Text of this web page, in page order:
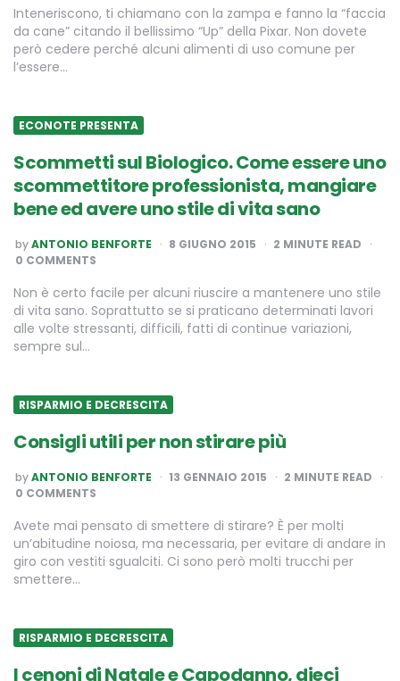
Inteneriscono, ti chiamano con la zampa e fanno la “faccia
da cane” citando il bellissimo “Up” della Pixar. Non dovete
però cedere perché alcuni alimenti di uso comune per
l’essere…
ECONOTE PRESENTA
Scommetti sul Biologico. Come essere uno
scommettitore professionista, mangiare
bene ed avere uno stile di vita sano
POSTED
BY
byANTONIO BENFORTE 8 GIUGNO 2015 2 MINUTE READ
0 COMMENTS
Non è certo facile per alcuni riuscire a mantenere uno stile
di vita sano. Soprattutto se si praticano determinati lavori
alle volte stressanti, difficili, fatti di continue variazioni,
sempre sul…
RISPARMIO E DECRESCITA
Consigli utili per non stirare più
POSTED
BY
byANTONIO BENFORTE 13 GENNAIO 2015 2 MINUTE READ
0 COMMENTS
Avete mai pensato di smettere di stirare? È per molti
un’abitudine noiosa, ma necessaria, per evitare di andare in
giro con vestiti sgualciti. Ci sono però molti trucchi per
smettere…
RISPARMIO E DECRESCITA
I cenoni di Natale e Capodanno, dieci